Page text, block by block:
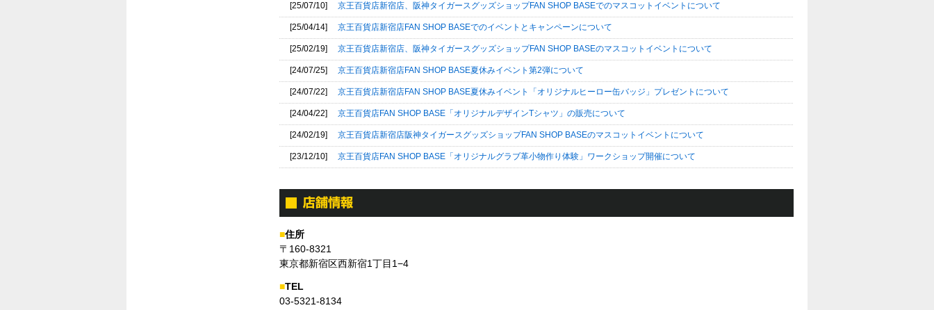
[25/07/10] 京王百貨店新宿店、阪神タイガースグッズショップFAN SHOP BASEでのマスコットイベントについて
[25/04/14] 京王百貨店新宿店FAN SHOP BASEでのイベントとキャンペーンについて
[25/02/19] 京王百貨店新宿店、阪神タイガースグッズショップFAN SHOP BASEのマスコットイベントについて
[24/07/25] 京王百貨店新宿店FAN SHOP BASE夏休みイベント第2弾について
[24/07/22] 京王百貨店新宿店FAN SHOP BASE夏休みイベント「オリジナルヒーロー缶バッジ」プレゼントについて
[24/04/22] 京王百貨店FAN SHOP BASE「オリジナルデザインTシャツ」の販売について
[24/02/19] 京王百貨店新宿店阪神タイガースグッズショップFAN SHOP BASEのマスコットイベントについて
[23/12/10] 京王百貨店FAN SHOP BASE「オリジナルグラブ革小物作り体験」ワークショップ開催について
■住所
〒160-8321
東京都新宿区西新宿1丁目1−4
■TEL
03-5321-8134